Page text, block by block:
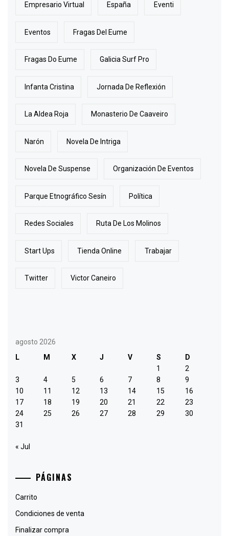
Empresario Virtual España Eventi
Eventos Fragas Del Eume
Fragas Do Eume Galicia Surf Pro
Infanta Cristina Jornada De Reflexión
La Aldea Roja Monasterio De Caaveiro
Narón Novela De Intriga
Novela De Suspense Organización De Eventos
Parque Etnográfico Sesín Política
Redes Sociales Ruta De Los Molinos
Start Ups Tienda Online Trabajar
Twitter Victor Caneiro
agosto 2026
L
M X J V S
D
1
2
3
4 5 6 7 8
9
10
11 12 13 14 15
16
17
18 19 20 21 22
23
24
25 26 27 28 29
30
31
« Jul
PÁGINAS
Carrito
Condiciones de venta
Finalizar compra